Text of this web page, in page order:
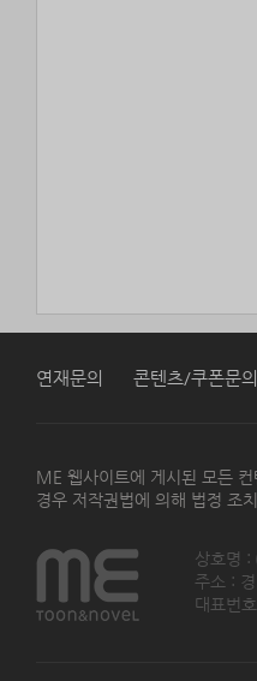
연재문의 콘텐츠/쿠폰문의
ME 웹사이트에 게시된 모든
경우 저작권법에 의해 법정 조
상호명 :
주소 :
대표번